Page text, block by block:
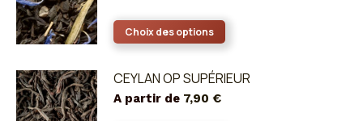
Choix des options
produit
CEYLAN OP SUPÉRIEUR
A partir de 7,90 €